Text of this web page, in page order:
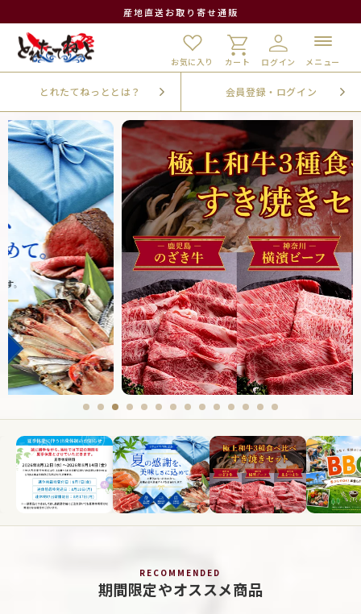
産地直送お取り寄せ通販
お
気
に
入
お気に入り
カ
ー
ト
カート ログイン メニュー
とれたてねっととは？ 会員登録・ログイン
RECOMMENDED
期間限定やオススメ商品